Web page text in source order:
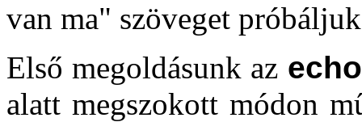
van ma" szöveget
Első megoldásunk az echo
alatt megszokott módon